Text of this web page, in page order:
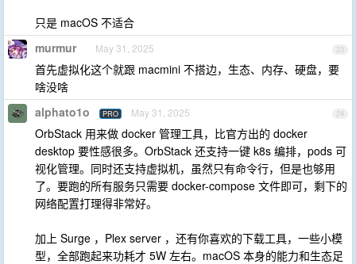
只是 macOS 不适合
23
murmur May 31, 2025
首先虚拟化这个就跟 macmini 不搭边，生态、内存、硬盘，要
啥没啥
24
alphato1o PRO May 31, 2025
OrbStack 用来做 docker 管理工具，比官方出的 docker
desktop 要性感很多。OrbStack 还支持一键 k8s 编排，pods 可
视化管理。同时还支持虚拟机，虽然只有命令行，但是也够用
了。要跑的所有服务只需要 docker-compose 文件即可，剩下的
网络配置打理得非常好。
加上 Surge ，Plex server ，还有你喜欢的下载工具，一些小模
型，全部跑起来功耗才 5W 左右。macOS 本身的能力和生态足